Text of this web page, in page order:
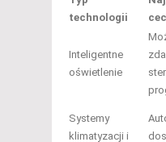
technologii
Inteligentne
oświetlenie
Systemy
klimatyzacji i